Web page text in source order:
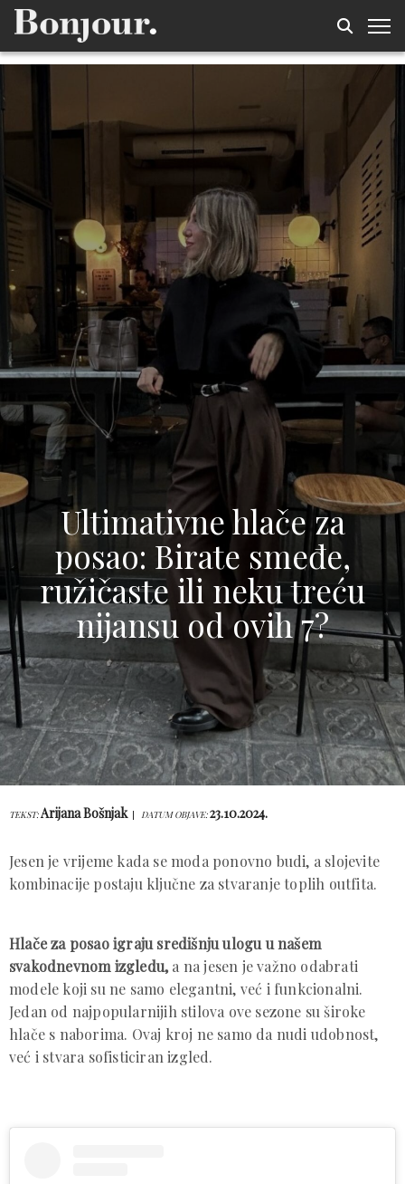
Ultimativne hlače za
posao: Birate smeđe,
ružičaste ili neku treću
nijansu od ovih 7?
TEKST:Arijana Bošnjak DATUM OBJAVE:23.10.2024.
Jesen je vrijeme kada se moda ponovno budi, a slojevite
kombinacije postaju ključne za stvaranje toplih outfita.
Hlače za posao igraju središnju ulogu u našem
svakodnevnom izgledu, a na jesen je važno odabrati
modele koji su ne samo elegantni, već i funkcionalni.
Jedan od najpopularnijih stilova ove sezone su široke
hlače s naborima. Ovaj kroj ne samo da nudi udobnost,
već i stvara sofisticiran izgled.